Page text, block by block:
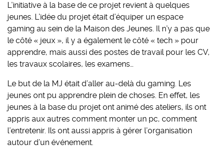
L’initiative à la base de ce projet revient à quelques
jeunes. L’idée du projet était d’équiper un espace
gaming au sein de la Maison des Jeunes. Il n’y a pas que
le côté « jeux », il y a également le côté « tech » pour
apprendre, mais aussi des postes de travail pour les CV,
les travaux scolaires, les examens…
Le but de la MJ était d’aller au-delà du gaming. Les
jeunes ont pu apprendre plein de choses. En effet, les
jeunes à la base du projet ont animé des ateliers, ils ont
appris aux autres comment monter un pc, comment
l’entretenir. Ils ont aussi appris à gérer l’organisation
autour d’un événement.